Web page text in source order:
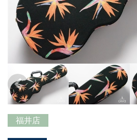
福井店